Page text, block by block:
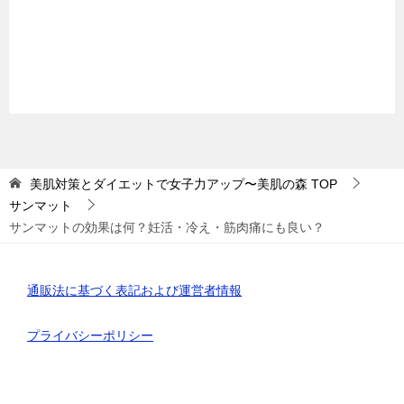
美肌対策とダイエットで女子力アップ〜美肌の森 TOP
サンマット
サンマットの効果は何？妊活・冷え・筋肉痛にも良い？
通販法に基づく表記および運営者情報
プライバシーポリシー